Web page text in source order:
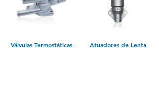
Válvulas Termostáticas Atuadores de Lenta